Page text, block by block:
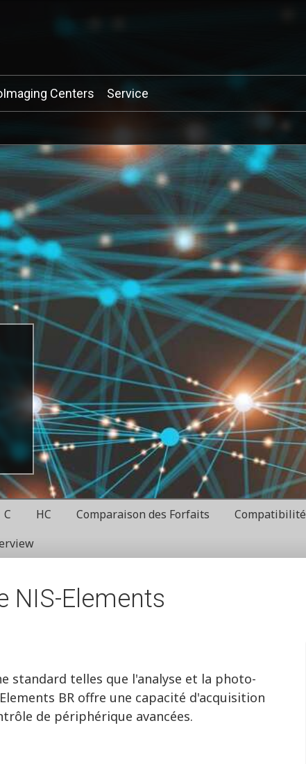
Centers Service
C HC Comparaison des Forfaits Compatibilité
NIS-Elements
standard telles que l'analyse et la photo-
BR offre une capacité d'acquisition
de périphérique avancées.